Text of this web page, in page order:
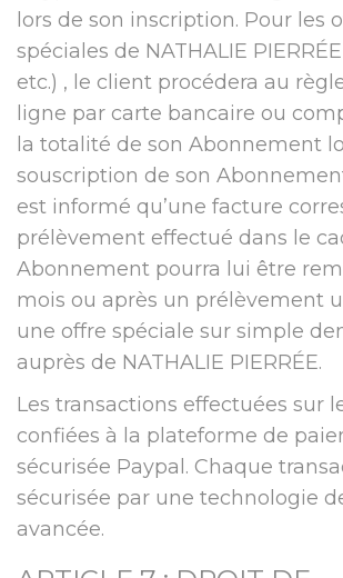
lors de son inscription. Pour les
spéciales de NATHALIE
etc.) , le client procédera au
ligne par carte bancaire ou
la totalité de son Abonnement
souscription de son
est informé qu’une facture
prélèvement effectué dans le
Abonnement pourra lui être
mois ou après un prélèvement
une offre spéciale sur simple
auprès de NATHALIE PIERRÉE.
Les transactions effectuées sur
confiées à la plateforme de
sécurisée Paypal. Chaque
sécurisée par une technologie
avancée.